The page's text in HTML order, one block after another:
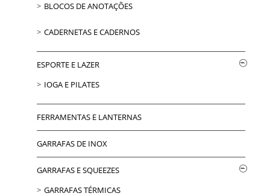
BLOCOS DE ANOTAÇÕES
CADERNETAS E CADERNOS
ESPORTE E LAZER
IOGA E PILATES
FERRAMENTAS E LANTERNAS
GARRAFAS DE INOX
GARRAFAS E SQUEEZES
GARRAFAS TÉRMICAS